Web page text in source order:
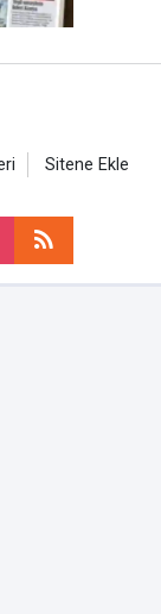
Sitene Ekle